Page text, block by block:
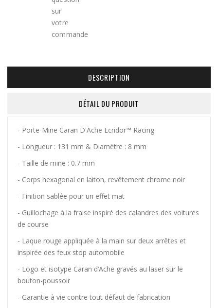
DESCRIPTION
DÉTAIL DU PRODUIT
- Porte-Mine Caran D'Ache Ecridor™ Racing
- Longueur : 131 mm & Diamètre : 8 mm
- Taille de mine : 0.7 mm
- Corps hexagonal en laiton, revêtement chrome noir
- Finition sablée pour un effet mat
- Guillochage à la fraise inspiré des calandres des voitures
de course
- Laque rouge appliquée à la main sur deux arrêtes et
inspirée des feux stop automobile
- Logo et isotype Caran d’Ache gravés au laser sur le
bouton-poussoir
- Garantie à vie contre tout défaut de fabrication